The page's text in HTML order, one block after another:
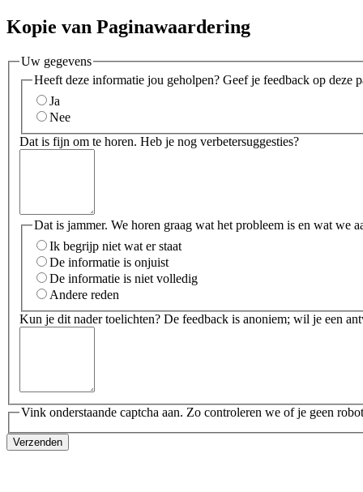
Kopie van Paginawaardering
Uw gegevens
Heeft deze informatie jou geholpen? Geef je feedback op deze
Ja
Nee
Dat is fijn om te horen. Heb je nog verbetersuggesties?
Dat is jammer. We horen graag wat het probleem is en wat we
Ik begrijp niet wat er staat
De informatie is onjuist
De informatie is niet volledig
Andere reden
Kun je dit nader toelichten? De feedback is anoniem; wil je een
Vink onderstaande captcha aan. Zo controleren we of je geen
Verzenden